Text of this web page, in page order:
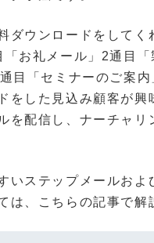
ダウンロードをしてく
「お礼メール」2通目「
目「セミナーのご案内
をした見込み顧客が興
を配信し、ナーチャリ
いステップメールおよ
は、こちらの記事で解